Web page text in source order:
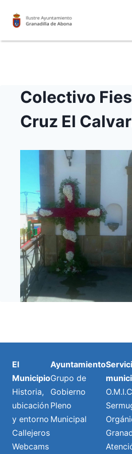
Colectivo
Cruz El
El
Municipio
Historia,
ubicación
y entorno
Callejeros
Webcams
Ayuntamiento
Grupo de
Gobierno
Pleno
Municipal
O.M.I.C